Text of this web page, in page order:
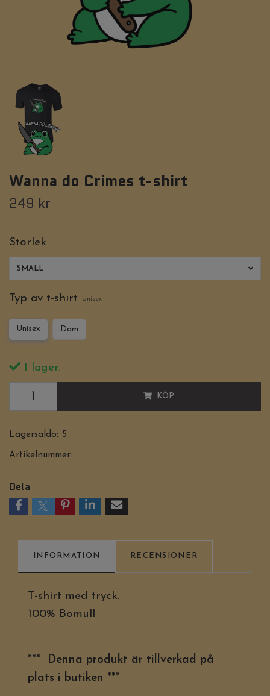
Wanna do Crimes t-shirt
249 kr
Storlek
SMALL
Typ av t-shirt Unisex
Unisex Dam
I lager.
KÖP
Lagersaldo: 5
Artikelnummer:
Dela
INFORMATION RECENSIONER
T-shirt med tryck.
100% Bomull
*** Denna produkt är tillverkad på
plats i butiken ***